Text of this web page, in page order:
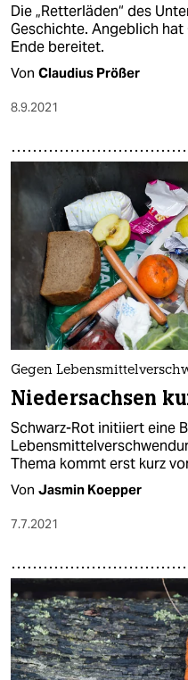
Die „Retterläden“ des
Geschichte. Angeblich
Ende bereitet.
Von Claudius Prößer
8.9.2021
Gegen
Niedersachsen
Schwarz-Rot initiiert eine
Thema kommt erst kurz
Von Jasmin Koepper
7.7.2021